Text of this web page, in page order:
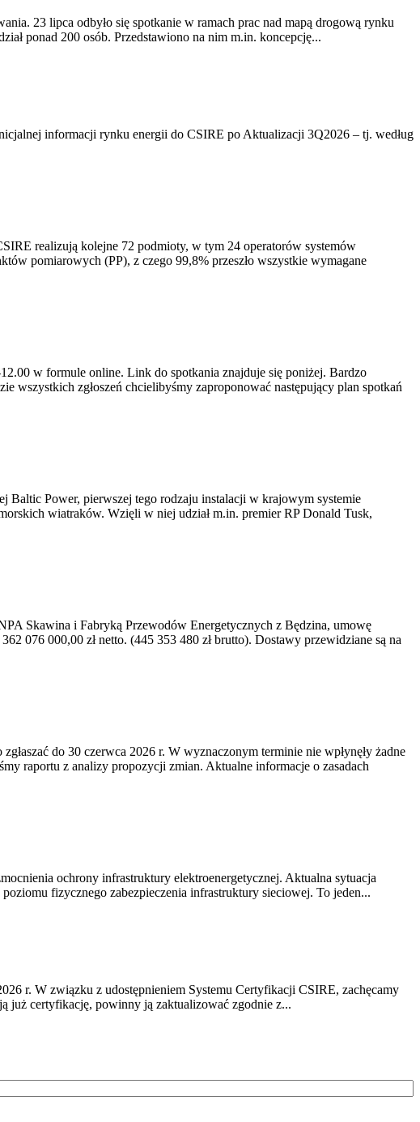
23 lipca odbyło się spotkanie w ramach prac nad mapą drogową rynku
ponad 200 osób. Przedstawiono na nim m.in. koncepcję...
informacji rynku energii do CSIRE po Aktualizacji 3Q2026 – tj. według
realizują kolejne 72 podmioty, w tym 24 operatorów systemów
pomiarowych (PP), z czego 99,8% przeszło wszystkie wymagane
w formule online. Link do spotkania znajduje się poniżej. Bardzo
zgłoszeń chcielibyśmy zaproponować następujący plan spotkań
Baltic Power, pierwszej tego rodzaju instalacji w krajowym systemie
wiatraków. Wzięli w niej udział m.in. premier RP Donald Tusk,
Skawina i Fabryką Przewodów Energetycznych z Będzina, umowę
076 000,00 zł netto. (445 353 480 zł brutto). Dostawy przewidziane są na
do 30 czerwca 2026 r. W wyznaczonym terminie nie wpłynęły żadne
raportu z analizy propozycji zmian. Aktualne informacje o zasadach
ochrony infrastruktury elektroenergetycznej. Aktualna sytuacja
fizycznego zabezpieczenia infrastruktury sieciowej. To jeden...
r. W związku z udostępnieniem Systemu Certyfikacji CSIRE, zachęcamy
już certyfikację, powinny ją zaktualizować zgodnie z...